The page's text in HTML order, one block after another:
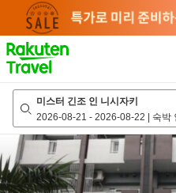
page
미스터 긴조 인 니시자키
2026-08-21 - 2026-08-22 | 숙박